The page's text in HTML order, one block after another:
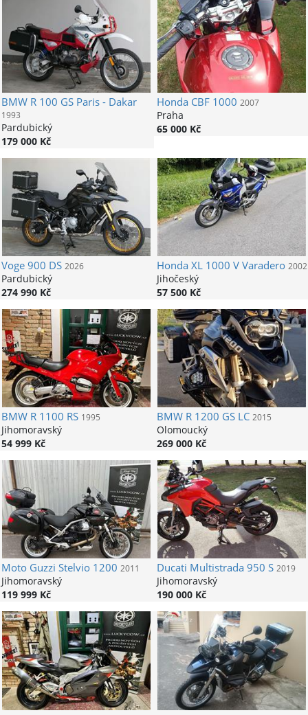
BMWR 100 GS Paris - Dakar
1993
Pardubický
179 000 Kč
HondaCBF 1000 2007
Praha
65 000 Kč
Voge900 DS 2026
Pardubický
274 990 Kč
HondaXL 1000 V Varadero 2002
Jihočeský
57 500 Kč
BMWR 1100 RS 1995
Jihomoravský
54 999 Kč
BMWR 1200 GS LC 2015
Olomoucký
269 000 Kč
Moto Guzzi Stelvio 1200 2011
Jihomoravský
119 999 Kč
Ducati Multistrada 950 S 2019
Jihomoravský
190 000 Kč